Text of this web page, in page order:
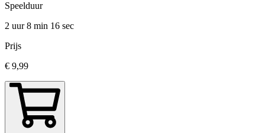
Speelduur
2 uur 8 min 16 sec
Prijs
€ 9,99